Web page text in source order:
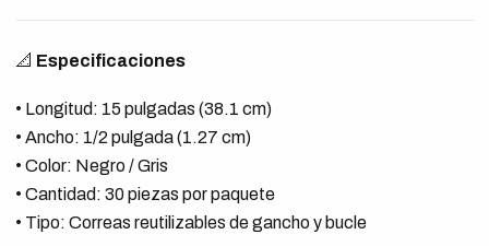
📐 Especificaciones
• Longitud: 15 pulgadas (38.1 cm)
• Ancho: 1/2 pulgada (1.27 cm)
• Color: Negro / Gris
• Cantidad: 30 piezas por paquete
• Tipo: Correas reutilizables de gancho y bucle